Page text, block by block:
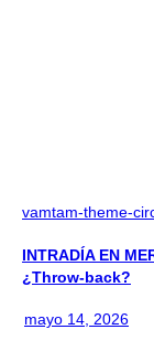
vamtam-theme-
INTRADÍA EN
¿Throw-back?
mayo 14, 2026